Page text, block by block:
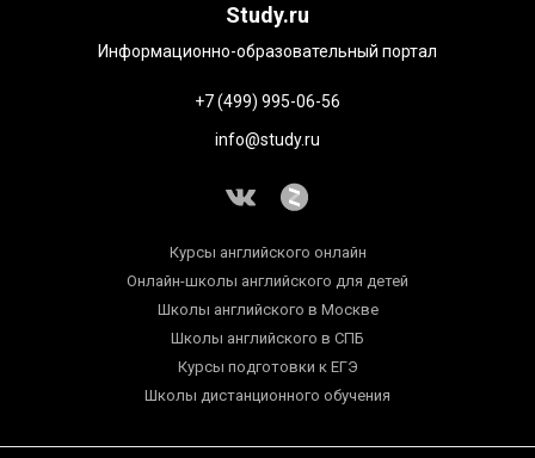
Study.ru
Информационно-образовательный портал
+7 (499) 995-06-56
info@study.ru
Курсы английского онлайн
Онлайн-школы английского для детей
Школы английского в Москве
Школы английского в СПБ
Курсы подготовки к ЕГЭ
Школы дистанционного обучения